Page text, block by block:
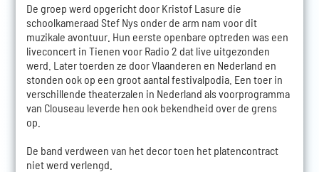
De groep werd opgericht door Kristof Lasure die
schoolkameraad Stef Nys onder de arm nam voor dit
muzikale avontuur. Hun eerste openbare optreden was een
liveconcert in Tienen voor Radio 2 dat live uitgezonden
werd. Later toerden ze door Vlaanderen en Nederland en
stonden ook op een groot aantal festivalpodia. Een toer in
verschillende theaterzalen in Nederland als voorprogramma
van Clouseau leverde hen ook bekendheid over de grens
op.
De band verdween van het decor toen het platencontract
niet werd verlengd.